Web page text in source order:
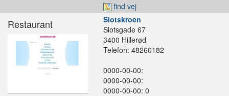
find vej
Restaurant
Slotskroen
Slotsgade 67
3400 Hillerød
Telefon: 48260182
0000-00-00:
0000-00-00:
0000-00-00: 0